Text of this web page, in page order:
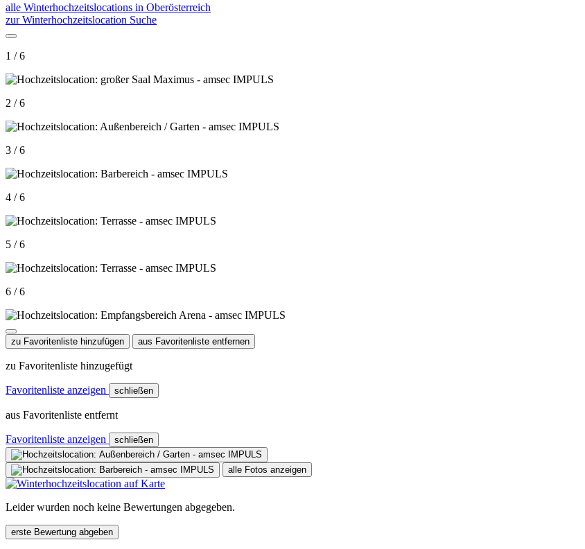
alle Winterhochzeitslocations in Oberösterreich
zur Winterhochzeitslocation Suche
1 / 6
2 / 6
3 / 6
4 / 6
5 / 6
6 / 6
zu Favoritenliste hinzufügen aus Favoritenliste entfernen
zu Favoritenliste hinzugefügt
Favoritenliste anzeigen schließen
aus Favoritenliste entfernt
Favoritenliste anzeigen schließen
alle Fotos anzeigen
Leider wurden noch keine Bewertungen abgegeben.
erste Bewertung abgeben